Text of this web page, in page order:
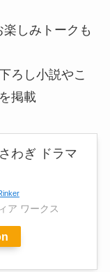
楽しみトークも
ろし小説やこ
掲載
わぎ ドラマ
ア ワークス